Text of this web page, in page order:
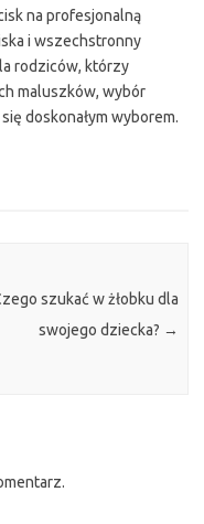
na profesjonalną
i wszechstronny
rodziców, którzy
maluszków, wybór
doskonałym wyborem.
szukać w żłobku dla
swojego dziecka? →